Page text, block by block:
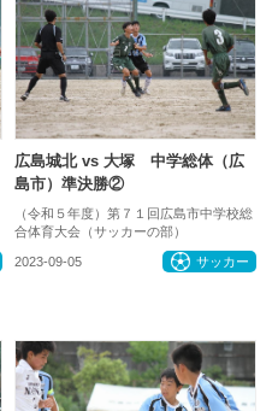
広島城北 vs 大塚 中学総体（広
島市）準決勝②
（令和５年度）第７１回広島市中学校総
合体育大会（サッカーの部）
2023-09-05 サッカー